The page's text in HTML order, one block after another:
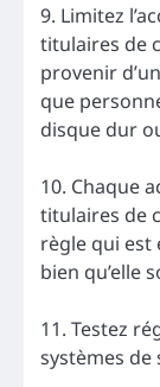
9. Limitez
titulaires de
provenir
que
disque dur
10. Chaque
titulaires de
règle qui est
bien qu’elle
11. Testez
systèmes